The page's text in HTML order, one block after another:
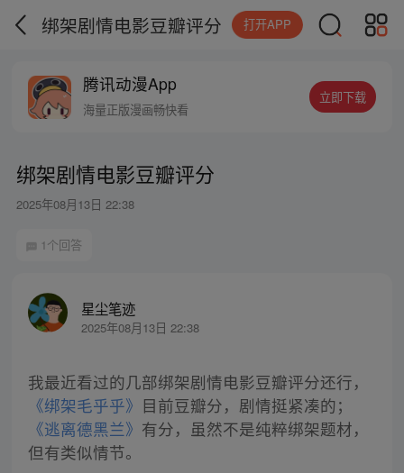
绑架剧情电影豆瓣评分 打开APP
腾讯动漫App
海量正版漫画畅快看
立即下载
绑架剧情电影豆瓣评分
2025年08月13日 22:38
1个回答
星尘笔迹
2025年08月13日 22:38
我最近看过的几部绑架剧情电影豆瓣评分还行，
《绑架毛乎乎》 目前豆瓣分，剧情挺紧凑的；
《逃离德黑兰》 有分，虽然不是纯粹绑架题材，
但有类似情节。